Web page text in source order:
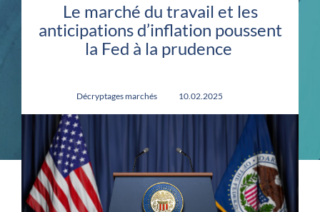
Le marché du travail et les
anticipations d’inflation poussent
la Fed à la prudence
Décryptages marchés 10.02.2025